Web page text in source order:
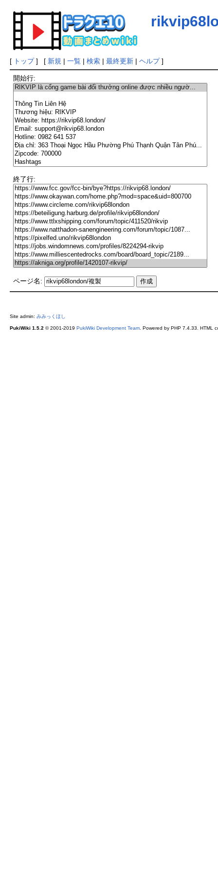
[ トップ] [ 新規 | 一覧| 検索| 最終更新| ヘルプ]
開始行:
終了行:
ページ名:
Site admin: みみっくほし
PukiWiki 1.5.2 © 2001-2019 PukiWiki Development Team. Powered by PHP 7.4.33. HTML